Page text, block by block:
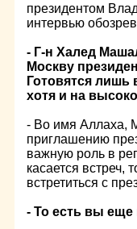
президентом
интервью
- Г-н Халед
Москву
Готовятся лишь
хотя и на
- Во имя Аллаха,
приглашению
важную роль в
касается встреч,
встретиться с
- То есть вы еще